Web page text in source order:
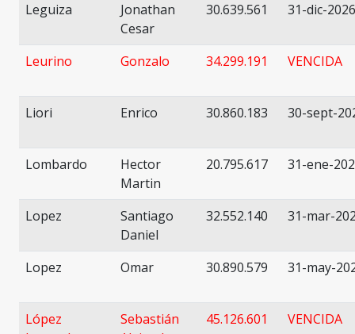
Leguiza
Jonathan
Cesar
30.639.561 31-dic-2026
Leurino Gonzalo 34.299.191 VENCIDA
Liori Enrico 30.860.183 30-sept-
Lombardo
Hector
Martin
20.795.617 31-ene-
Lopez
Santiago
Daniel
32.552.140 31-mar-
Lopez Omar 30.890.579 31-may-
López
Sebastián
45.126.601 VENCIDA